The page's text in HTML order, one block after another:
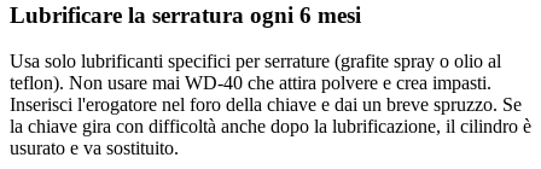
Lubrificare la serratura ogni 6 mesi
Usa solo lubrificanti specifici per serrature (grafite spray o olio al
teflon). Non usare mai WD-40 che attira polvere e crea impasti.
Inserisci l'erogatore nel foro della chiave e dai un breve spruzzo. Se
la chiave gira con difficoltà anche dopo la lubrificazione, il cilindro è
usurato e va sostituito.